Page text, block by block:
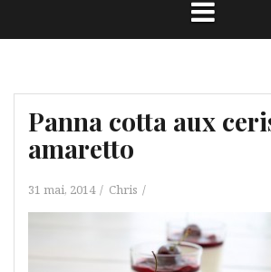
Panna cotta aux
amaretto
31 mai, 2014 Chris